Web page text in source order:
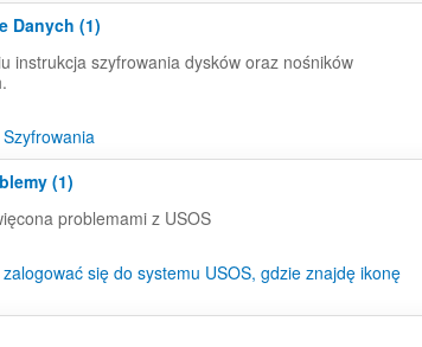
Danych (1)
instrukcja szyfrowania dysków oraz nośników
(1)
problemami z USOS
się do systemu USOS, gdzie znajdę ikonę